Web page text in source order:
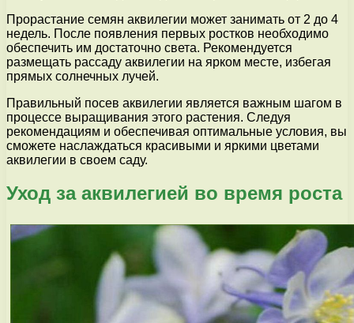
Прорастание семян аквилегии может занимать от 2 до 4
недель. После появления первых ростков необходимо
обеспечить им достаточно света. Рекомендуется
размещать рассаду аквилегии на ярком месте, избегая
прямых солнечных лучей.
Правильный посев аквилегии является важным шагом в
процессе выращивания этого растения. Следуя
рекомендациям и обеспечивая оптимальные условия, вы
сможете наслаждаться красивыми и яркими цветами
аквилегии в своем саду.
Уход за аквилегией во время роста